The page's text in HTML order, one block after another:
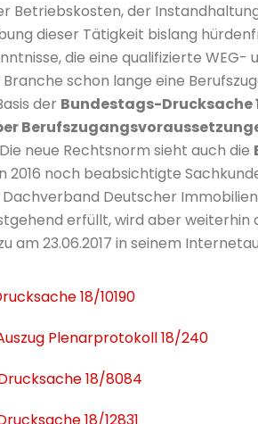
Betriebskosten, der
dieser Tätigkeit bislang
die eine qualifizierte
schon lange eine
der Bundestags-Drucksache
neue Rechtsnorm sieht auch die
2016 noch beabsichtigte
Dachverband Deutscher
erfüllt, wird aber weiterhin
am 23.06.2017 in seinem
18/10190
Plenarprotokoll 18/240
18/8084